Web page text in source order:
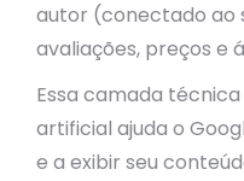
autor (conectado ao
avaliações, preços e
Essa camada
artificial ajuda o
e a exibir seu